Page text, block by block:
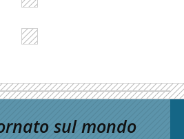
sul mondo